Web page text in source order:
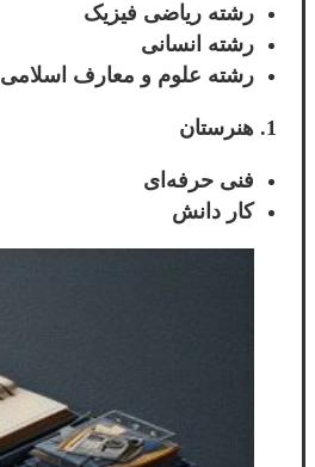
رشته ریاضی فیزیک
رشته انسانی
رشته علوم و معارف اسلامی
هنرستان
فنی حرفه‌ای
کار دانش